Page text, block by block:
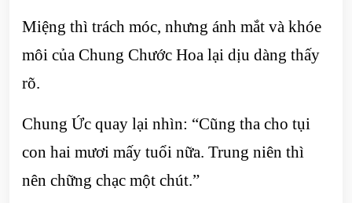
Miệng thì trách móc, nhưng ánh mắt và khóe
môi của Chung Chước Hoa lại dịu dàng thấy
rõ.
Chung Ức quay lại nhìn: “Cũng tha cho tụi
con hai mươi mấy tuổi nữa. Trung niên thì
nên chững chạc một chút.”